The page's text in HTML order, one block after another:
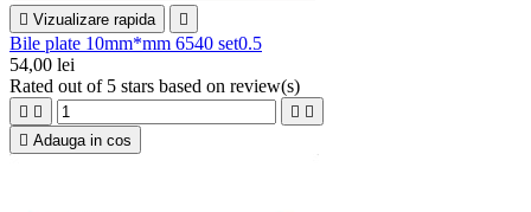
 Vizualizare rapida 
Bile plate 10mm*mm 6540 set0.5
54,00 lei
Rated out of 5 stars based on review(s)
   
 Adauga in cos